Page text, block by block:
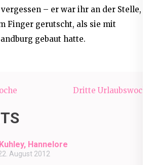
– er war ihr an der Stelle,
Finger gerutscht, als sie mit
gebaut hatte.
Dritte Urlaubswoche
Kuhley, Hannelore
August 2012